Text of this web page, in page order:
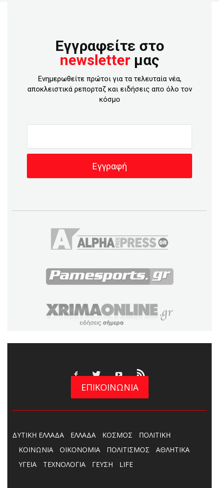
Εγγραφείτε στο
newsletter μας
Ενημερωθείτε πρώτοι για τα τελευταία νέα,
αποκλειστικά ρεπορταζ και ειδήσεις απο όλο τον
κόσμο
ΕΠΙΚΟΙΝΩΝΙΑ
ΔΥΤΙΚΗ ΕΛΛΑΔΑ ΕΛΛΑΔΑ ΚΟΣΜΟΣ
ΠΟΛΙΤΙΚΗ
ΚΟΙΝΩΝΙΑ
ΟΙΚΟΝΟΜΙΑ ΠΟΛΙΤΙΣΜΟΣ
ΑΘΛΗΤΙΚΑ
ΥΓΕΙΑ
ΤΕΧΝΟΛΟΓΙΑ ΓΕΥΣΗ LIFE